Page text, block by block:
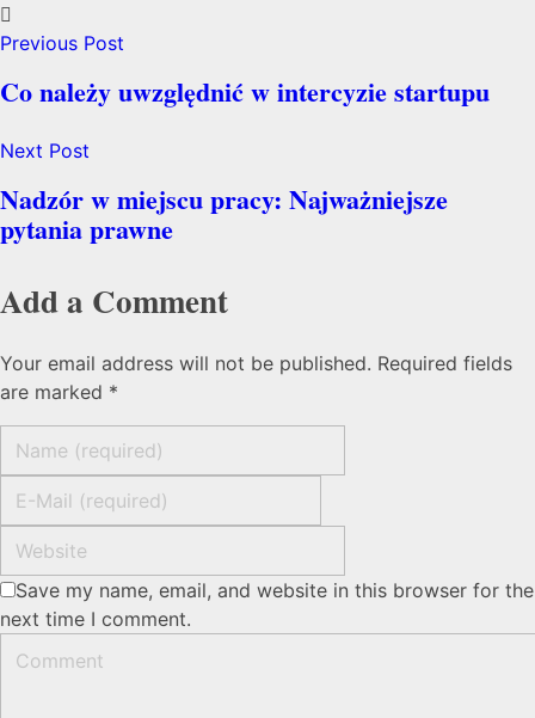
Previous Post
Co należy uwzględnić w intercyzie startupu
Next Post
Nadzór w miejscu pracy: Najważniejsze
pytania prawne
Add a Comment
Your email address will not be published. Required fields
are marked *
Save my name, email, and website in this browser for the
next time I comment.